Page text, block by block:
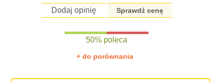
Dodaj opinię Sprawdź cenę
50% poleca
+ do porównania